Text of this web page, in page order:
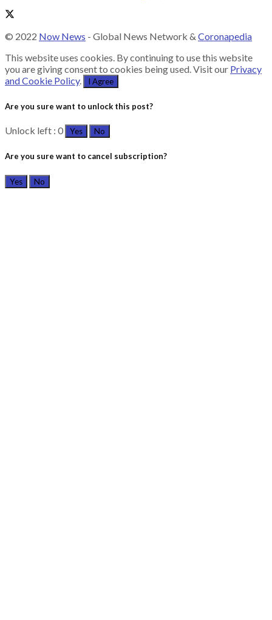
© 2022 Now News - Global News Network & Coronapedia
This website uses cookies. By continuing to use this website
you are giving consent to cookies being used. Visit our Privacy
and Cookie Policy. I Agree
Are you sure want to unlock this post?
Unlock left : 0 Yes No
Are you sure want to cancel subscription?
Yes No